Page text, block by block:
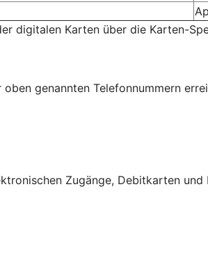
digitalen Karten über die Karten-
genannten Telefonnummern
Zugänge, Debitkarten